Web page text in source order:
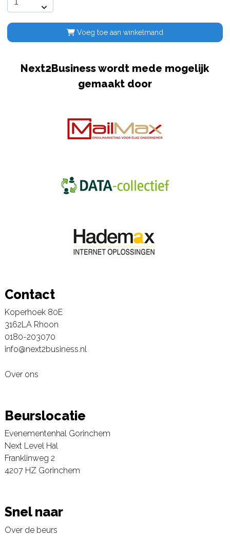
Voeg toe aan winkelmand
Next2Business wordt mede mogelijk
gemaakt door
Contact
Koperhoek 80E
3162LA Rhoon
0180-203070
info@next2business.nl
Over ons
Beurslocatie
Evenementenhal Gorinchem
Next Level Hal
Franklinweg 2
4207 HZ Gorinchem
Snel naar
Over de beurs